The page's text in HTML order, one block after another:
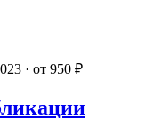
· от 950 ₽